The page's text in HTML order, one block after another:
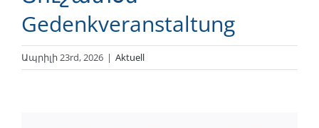
Gedenkveranstaltung
Ապրիլի 23rd, 2026 | Aktuell